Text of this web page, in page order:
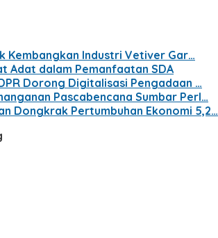
Kembangkan Industri Vetiver Gar…
Adat dalam Pemanfaatan SDA
Dorong Digitalisasi Pengadaan …
Pascabencana Sumbar Perl…
Dongkrak Pertumbuhan Ekonomi 5,2…